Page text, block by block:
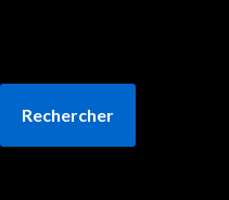
Rechercher